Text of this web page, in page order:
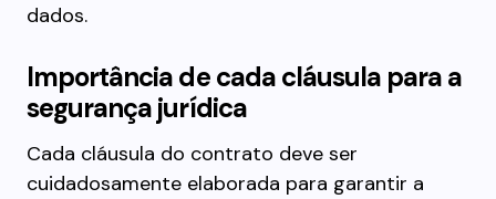
dados.
Importância de cada cláusula para a
segurança jurídica
Cada cláusula do contrato deve ser
cuidadosamente elaborada para garantir a